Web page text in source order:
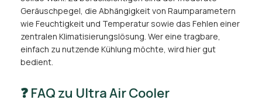
Geräuschpegel, die Abhängigkeit von Raumparametern
wie Feuchtigkeit und Temperatur sowie das Fehlen einer
zentralen Klimatisierungslösung. Wer eine tragbare,
einfach zu nutzende Kühlung möchte, wird hier gut
bedient.
❓ FAQ zu Ultra Air Cooler